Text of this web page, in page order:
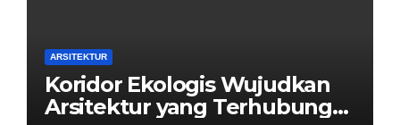
ARSITEKTUR
Koridor Ekologis Wujudkan
Arsitektur yang Terhubung